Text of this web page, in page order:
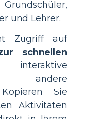
und Lehrer.
Zugriff auf
schnellen
andere
Sie
Aktivitäten